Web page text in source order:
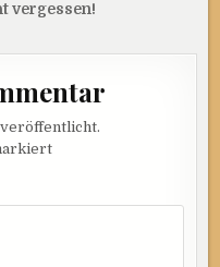
vergessen!